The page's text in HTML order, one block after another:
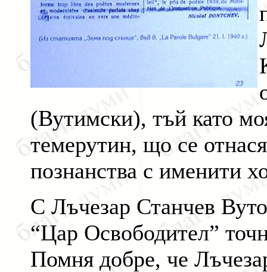
(Вутимски), тъй като
темерутин, що се
познанства с именити
С Лъчезар Станчев
“Цар Освободител”
Помня добре, че